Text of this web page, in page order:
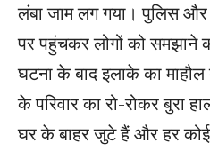
लंबा जाम लग गया। पुलिस
पर पहुंचकर लोगों को समझाने
घटना के बाद इलाके का
के परिवार का रो-रोकर बुरा
घर के बाहर जुटे हैं और हर